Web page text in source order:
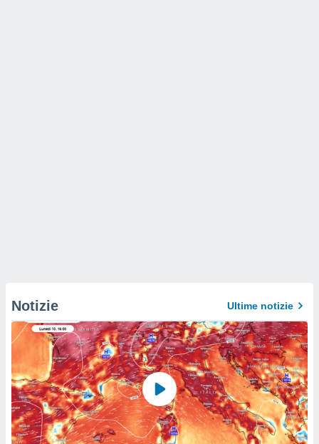
Notizie Ultime notizie